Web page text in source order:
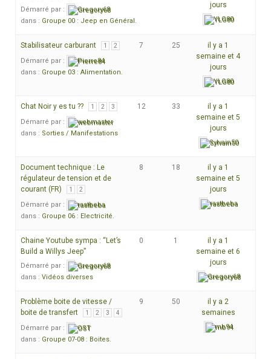
Démarré par :
Gregory68
dans : Groupe 00 : Jeep en Général.
jours
YLG80
Stabilisateur carburant 1 2
Démarré par :
Pierre84
dans : Groupe 03 : Alimentation.
7 25
il y a 1
semaine et 4
jours
YLG80
Chat Noir y es tu ?? 1 2 3
Démarré par :
webmaster
dans : Sorties / Manifestations
12 33
il y a 1
semaine et 5
jours
Sylvain50
Document technique : Le
régulateur de tension et de
courant (FR)
1 2
Démarré par :
rastbeba
dans : Groupe 06 : Electricité.
8 18
il y a 1
semaine et 5
jours
rastbeba
Chaine Youtube sympa : “Let’s
Build a Willys Jeep”
Démarré par :
Gregory68
dans : Vidéos diverses
0 1
il y a 1
semaine et 6
jours
Gregory68
Problème boite de vitesse /
boite de transfert
1 2 3 4
Démarré par :
OST
dans : Groupe 07-08 : Boites.
9 50
il y a 2
semaines
mb94